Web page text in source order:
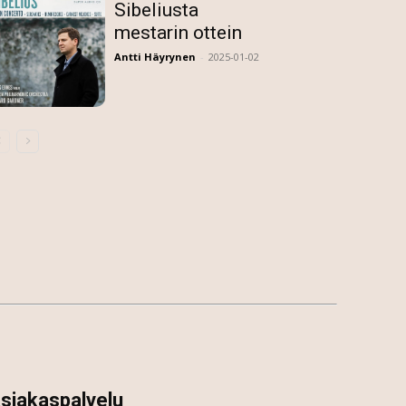
Sibeliusta
mestarin ottein
Antti Häyrynen - 2025-01-02